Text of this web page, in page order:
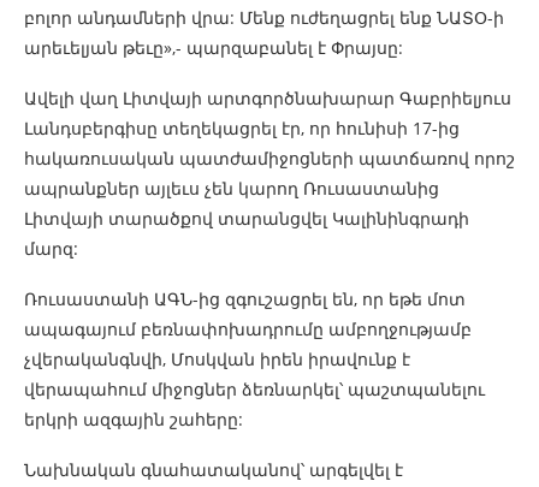
բոլոր անդամների վրա: Մենք ուժեղացրել ենք ՆԱՏՕ-ի
արեւելյան թեւը»,- պարզաբանել է Փրայսը:
Ավելի վաղ Լիտվայի արտգործնախարար Գաբրիելյուս
Լանդսբերգիսը տեղեկացրել էր, որ հունիսի 17-ից
հակառուսական պատժամիջոցների պատճառով որոշ
ապրանքներ այլեւս չեն կարող Ռուսաստանից
Լիտվայի տարածքով տարանցվել Կալինինգրադի
մարզ:
Ռուսաստանի ԱԳՆ-ից զգուշացրել են, որ եթե մոտ
ապագայում բեռնափոխադրումը ամբողջությամբ
չվերականգնվի, Մոսկվան իրեն իրավունք է
վերապահում միջոցներ ձեռնարկել՝ պաշտպանելու
երկրի ազգային շահերը:
Նախնական գնահատականով՝ արգելվել է